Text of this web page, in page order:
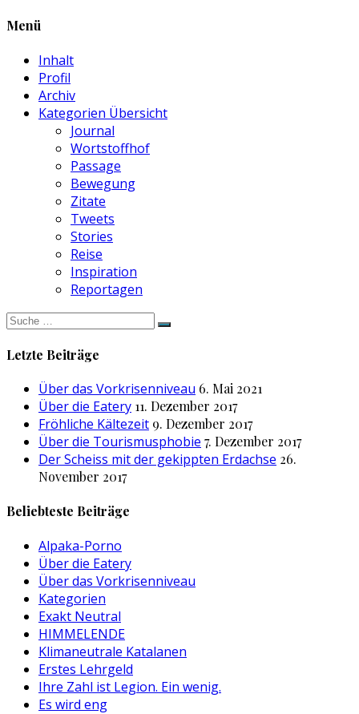
Menü
Inhalt
Profil
Archiv
Kategorien Übersicht
Journal
Wortstoffhof
Passage
Bewegung
Zitate
Tweets
Stories
Reise
Inspiration
Reportagen
Suche
nach:
Letzte Beiträge
Über das Vorkrisenniveau 6. Mai 2021
Über die Eatery 11. Dezember 2017
Fröhliche Kältezeit 9. Dezember 2017
Über die Tourismusphobie 7. Dezember 2017
Der Scheiss mit der gekippten Erdachse 26.
November 2017
Beliebteste Beiträge
Alpaka-Porno
Über die Eatery
Über das Vorkrisenniveau
Kategorien
Exakt Neutral
HIMMELENDE
Klimaneutrale Katalanen
Erstes Lehrgeld
Ihre Zahl ist Legion. Ein wenig.
Es wird eng